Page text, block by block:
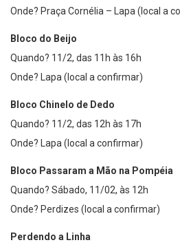
Onde? Praça Cornélia – Lapa (local a
Bloco do Beijo
Quando? 11/2, das 11h às 16h
Onde? Lapa (local a confirmar)
Bloco Chinelo de Dedo
Quando? 11/2, das 12h às 17h
Onde? Lapa (local a confirmar)
Bloco Passaram a Mão na Pompéia
Quando? Sábado, 11/02, às 12h
Onde? Perdizes (local a confirmar)
Perdendo a Linha